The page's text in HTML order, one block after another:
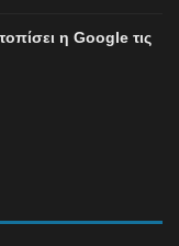
η Google τις